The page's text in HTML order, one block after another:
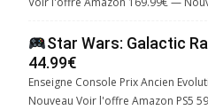
Star Wars: Galactic
44.99€
Enseigne Console Prix Ancien
Nouveau Voir l'offre Amazon PS5